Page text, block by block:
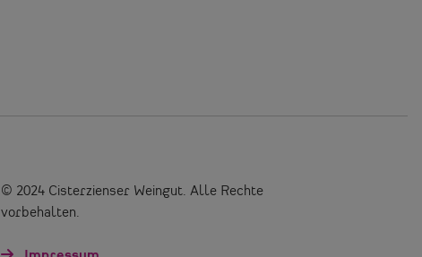
© 2024 Cisterzienser Weingut. Alle Rechte
vorbehalten.